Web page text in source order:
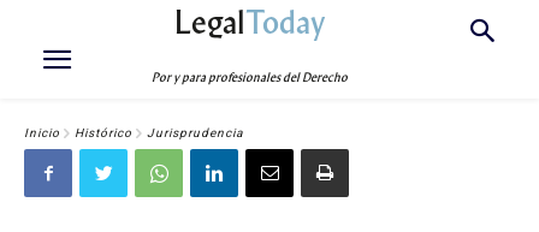
LegalToday
Por y para profesionales del Derecho
Inicio Histórico Jurisprudencia